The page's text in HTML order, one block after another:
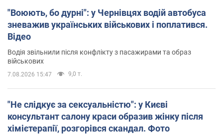
"Воюють, бо дурні": у Чернівцях водій автобуса
зневажив українських військових і поплатився.
Відео
Водія звільнили після конфлікту з пасажирами та образ
військових
7.08.2026 15:47 9,0 т.
"Не слідкує за сексуальністю": у Києві
консультант салону краси образив жінку після
хімієтерапії, розгорівся скандал. Фото